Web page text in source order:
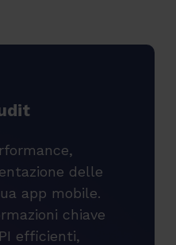
dit
delle
app mobile.
chiave
efficienti,